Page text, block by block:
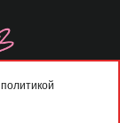
политикой